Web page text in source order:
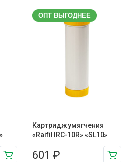
ОПТ ВЫГОДНЕЕ
Картридж умягчения
«Raifil IRC-10R» «SL10»
601 ₽